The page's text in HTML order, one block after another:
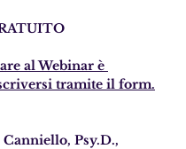
al Webinar è
tramite il form.
Psy.D.,